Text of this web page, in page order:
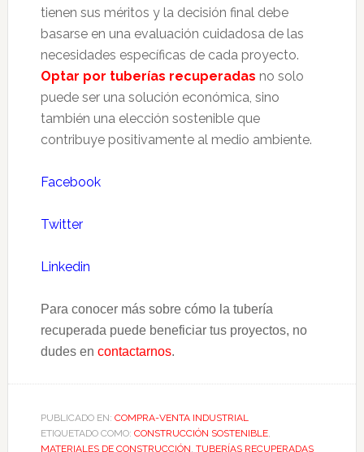
tienen sus méritos y la decisión final debe
basarse en una evaluación cuidadosa de las
necesidades específicas de cada proyecto.
Optar por tuberías recuperadas no solo
puede ser una solución económica, sino
también una elección sostenible que
contribuye positivamente al medio ambiente.
Facebook
Twitter
Linkedin
Para conocer más sobre cómo la tubería
recuperada puede beneficiar tus proyectos, no
dudes en contactarnos.
PUBLICADO EN: COMPRA-VENTA INDUSTRIAL
ETIQUETADO COMO: CONSTRUCCIÓN SOSTENIBLE,
MATERIALES DE CONSTRUCCIÓN, TUBERÍAS RECUPERADAS